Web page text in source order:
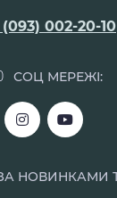
(093) 002-20-10
СОЦ МЕРЕЖІ:
НОВИНКАМИ